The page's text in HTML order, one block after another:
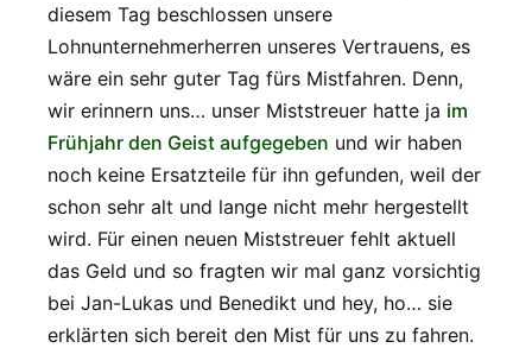
diesem Tag beschlossen unsere
Lohnunternehmerherren unseres Vertrauens, es
wäre ein sehr guter Tag fürs Mistfahren. Denn,
wir erinnern uns… unser Miststreuer hatte ja im
Frühjahr den Geist aufgegeben und wir haben
noch keine Ersatzteile für ihn gefunden, weil der
schon sehr alt und lange nicht mehr hergestellt
wird. Für einen neuen Miststreuer fehlt aktuell
das Geld und so fragten wir mal ganz vorsichtig
bei Jan-Lukas und Benedikt und hey, ho… sie
erklärten sich bereit den Mist für uns zu fahren.